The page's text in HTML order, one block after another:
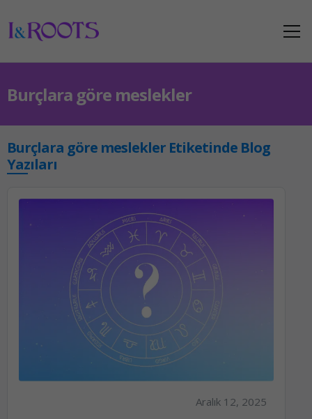
Burçlara göre meslekler
Burçlara göre meslekler Etiketinde Blog
Yazıları
Aralık 12, 2025